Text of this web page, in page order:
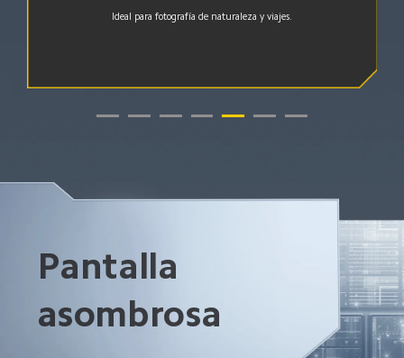
Ideal para retratos en entornos oscuros.
Pantalla
asombrosa